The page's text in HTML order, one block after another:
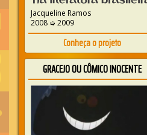
Jacqueline Ramos
2008 ➭ 2009
Conheça o projeto
GRACEJO OU CÔMICO INOCENTE